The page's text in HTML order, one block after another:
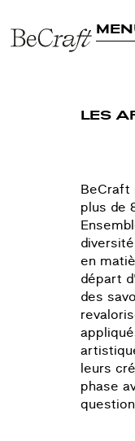
LES
BeCraft
plus de
en
départ
des
leurs
phase